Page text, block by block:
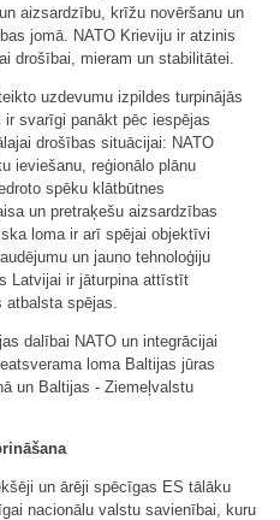
aizsardzību, krīžu novēršanu un
jomā. NATO Krieviju ir atzinis
drošībai, mieram un stabilitātei.
uzdevumu izpildes turpinājās
svarīgi panākt pēc iespējas
drošības situācijai: NATO
ieviešanu, reģionālo plānu
spēku klātbūtnes
un pretraķešu aizsardzības
loma ir arī spējai objektīvi
un jauno tehnoloģiju
Latvijai ir jāturpina attīstīt
spējas.
dalībai NATO un integrācijai
loma Baltijas jūras
un Baltijas - Ziemeļvalstu
un ārēji spēcīgas ES tālāku
nacionālu valstu savienībai, kuru